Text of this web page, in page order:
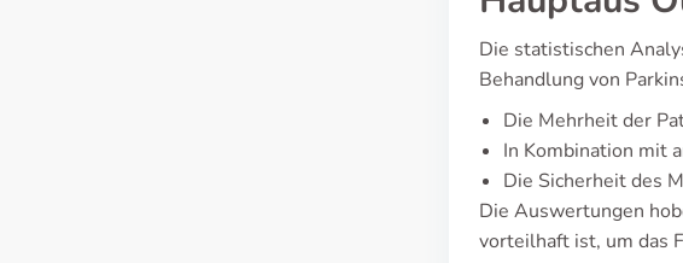
Die statistischen
Behandlung von
Die Mehrheit der
In Kombination mit
Die Sicherheit des
Die Auswertungen
vorteilhaft ist, um das